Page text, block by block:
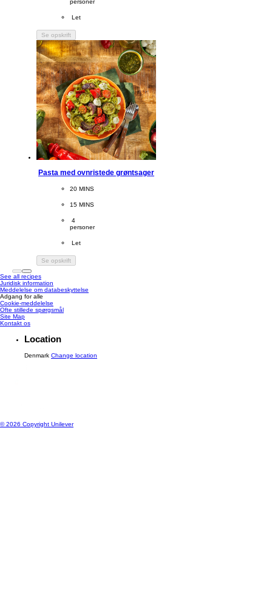
personer
Difficulty
Let
Se opskrift
Pasta med ovnristede grøntsager
CookingTime
20 MINS
PreparationTime
15 MINS
Servings
4
personer
Difficulty
Let
Se opskrift
See all recipes
Juridisk information
Meddelelse om databeskyttelse
Adgang for alle
Cookie-meddelelse
Ændre Indstillingerne
Site Map